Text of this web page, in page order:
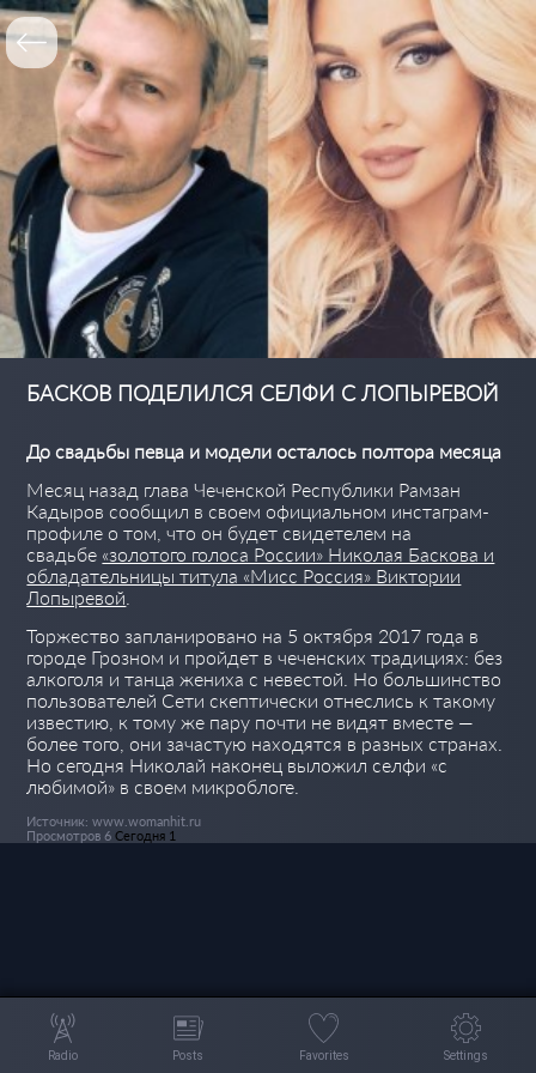
БАСКОВ ПОДЕЛИЛСЯ СЕЛФИ С ЛОПЫРЕВОЙ
До свадьбы певца и модели осталось полтора месяца
Месяц назад глава Чеченской Республики Рамзан
Кадыров сообщил в своем официальном инстаграм-
профиле о том, что он будет свидетелем на
свадьбе «золотого голоса России» Николая Баскова и
обладательницы титула «Мисс Россия» Виктории
Лопыревой
Торжество запланировано на 5 октября 2017 года в
городе Грозном и пройдет в чеченских традициях: без
алкоголя и танца жениха с невестой. Но большинство
пользователей Сети скептически отнеслись к такому
известию, к тому же пару почти не видят вместе —
более того, они зачастую находятся в разных странах.
Но сегодня Николай наконец выложил селфи «с
любимой» в своем микроблоге.
Источник: www.womanhit.ru
Просмотров 6 Сегодня 1
Radio Posts Favorites Settings